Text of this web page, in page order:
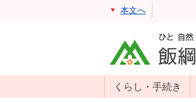
本文へ
くらし・手続き